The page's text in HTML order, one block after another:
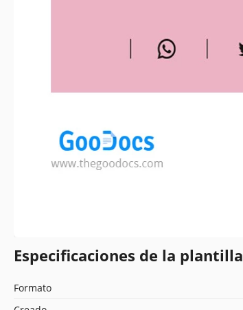
Especificaciones de la plantilla
Formato